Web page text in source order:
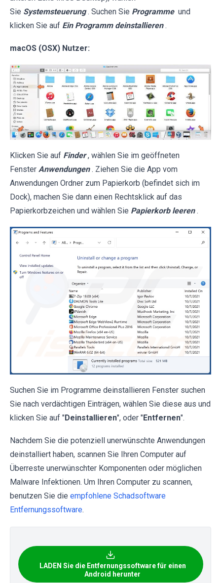
Sie Systemsteuerung . Suchen Sie Programme und
klicken Sie auf Ein Programm deinstallieren .
macOS (OSX) Nutzer:
Klicken Sie auf Finder , wählen Sie im geöffneten
Fenster Anwendungen . Ziehen Sie die App vom
Anwendungen Ordner zum Papierkorb (befindet sich im
Dock), machen Sie dann einen Rechtsklick auf das
Papierkorbzeichen und wählen Sie Papierkorb leeren .
Suchen Sie im Programme deinstallieren Fenster suchen
Sie nach verdächtigen Einträgen, wählen Sie diese aus und
klicken Sie auf "Deinstallieren", oder "Entfernen".
Nachdem Sie die potenziell unerwünschte Anwendungen
deinstalliert haben, scannen Sie Ihren Computer auf
Überreste unerwünschter Komponenten oder möglichen
Malware Infektionen. Um Ihren Computer zu scannen,
benutzen Sie die empfohlene Schadsoftware
Entfernungssoftware.
LADEN Sie die Entfernungssoftware für einen
Android herunter